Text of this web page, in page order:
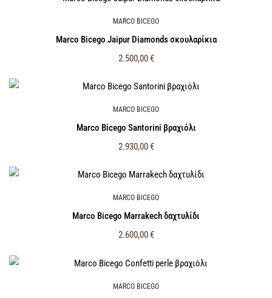
MARCO BICEGO
Marco Bicego Jaipur Diamonds σκουλαρίκια
2.500,00€
MARCO BICEGO
Marco Bicego Santorini βραχιόλι
2.930,00€
MARCO BICEGO
Marco Bicego Marrakech δαχτυλίδι
2.600,00€
MARCO BICEGO